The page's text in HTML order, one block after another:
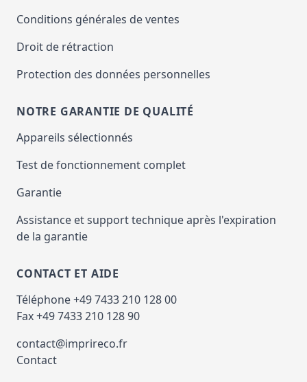
Conditions générales de ventes
Droit de rétraction
Protection des données personnelles
NOTRE GARANTIE DE QUALITÉ
Appareils sélectionnés
Test de fonctionnement complet
Garantie
Assistance et support technique après l'expiration
de la garantie
CONTACT ET AIDE
Téléphone +49 7433 210 128 00
Fax +49 7433 210 128 90
contact@imprireco.fr
Contact